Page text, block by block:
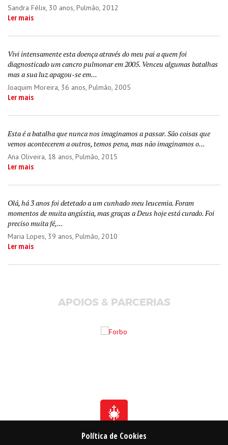
Política de Cookies
Sandra Félix, 30 anos, Pulmão, 2012
Ler mais
Vivi intensamente esta doença através do meu pai a quem foi
diagnosticado um cancro pulmonar em 2005. Venceu algumas batalhas
mas a sua luz apagou-se em...
Joaquim Moreira, 36 anos, Pulmão, 2005
Ler mais
Esta é a batalha que nunca nos imaginamos a passar. São coisas que
vemos acontecerem a outros, temos pena, mas não imaginamos o...
Ana Oliveira, 18 anos, Pulmão, 2015
Ler mais
Olá, há 3 anos foi detetado a um cunhado meu leucemia. Foram
momentos de muita angústia, mas graças a Deus hoje está curado. Foi
preciso muita fé,...
Maria Lopes, 39 anos, Pulmão, 2010
Ler mais
APOIOS & PARCERIAS